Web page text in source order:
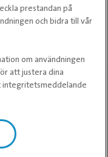
information om
prestandan på
och bidra till vår
om användningen
att justera dina
integritetsmeddelande